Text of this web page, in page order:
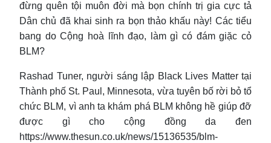
đừng quên tội muôn đời mà bọn chính trị gia cực tả
Dân chủ đã khai sinh ra bọn thảo khấu này! Các tiểu
bang do Cộng hoà lĩnh đạo, làm gì có đám giặc cỏ
BLM?
Rashad Tuner, người sáng lập Black Lives Matter tại
Thành phố St. Paul, Minnesota, vừa tuyên bố rời bỏ tổ
chức BLM, vì anh ta khám phá BLM không hề giúp đỡ
được gì cho cộng đồng da đen
https://www.thesun.co.uk/news/15136535/blm-